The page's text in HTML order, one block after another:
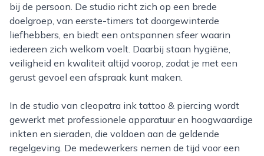
bij de persoon. De studio richt zich op een brede
doelgroep, van eerste-timers tot doorgewinterde
liefhebbers, en biedt een ontspannen sfeer waarin
iedereen zich welkom voelt. Daarbij staan hygiëne,
veiligheid en kwaliteit altijd voorop, zodat je met een
gerust gevoel een afspraak kunt maken.
In de studio van cleopatra ink tattoo & piercing wordt
gewerkt met professionele apparatuur en hoogwaardige
inkten en sieraden, die voldoen aan de geldende
regelgeving. De medewerkers nemen de tijd voor een